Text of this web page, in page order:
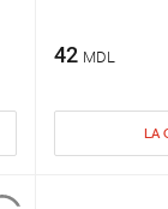
42 MDL
LA